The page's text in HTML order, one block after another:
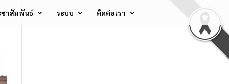
าสัมพันธ์ ระบบ ติดต่อเรา